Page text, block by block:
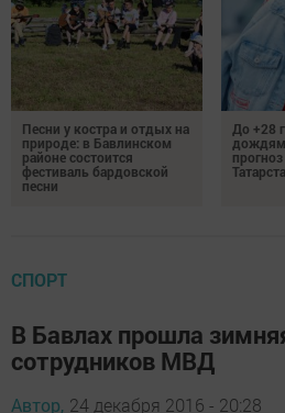
Песни у костра и отдых на
природе: в Бавлинском
районе состоится
фестиваль бардовской
песни
До +28
прогноз
СПОРТ
В Бавлах прошла
сотрудников МВД
Автор, 24 декабря 2016 - 20:28